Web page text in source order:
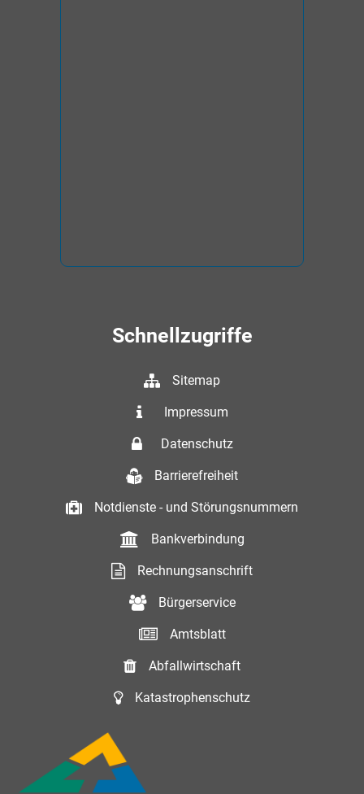
Schnellzugriffe
Sitemap
Impressum
Datenschutz
Barrierefreiheit
Notdienste - und Störungsnummern
Bankverbindung
Rechnungsanschrift
Bürgerservice
Amtsblatt
Abfallwirtschaft
Katastrophenschutz